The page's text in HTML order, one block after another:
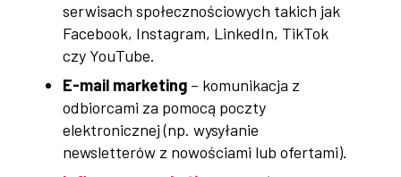
serwisach społecznościowych takich jak
Facebook, Instagram, LinkedIn, TikTok
czy YouTube.
E-mail marketing – komunikacja z
odbiorcami za pomocą poczty
elektronicznej (np. wysyłanie
newsletterów z nowościami lub ofertami).